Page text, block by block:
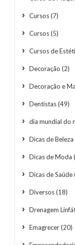
Cursos(7)
Cursos(5)
Cursos de
Decoração (2)
Decoração e
Dentistas(49)
dia mundial do
Dicas de Beleza
Dicas de Moda
Dicas de Saúde
Diversos(18)
Drenagem
Emagrecer(20)